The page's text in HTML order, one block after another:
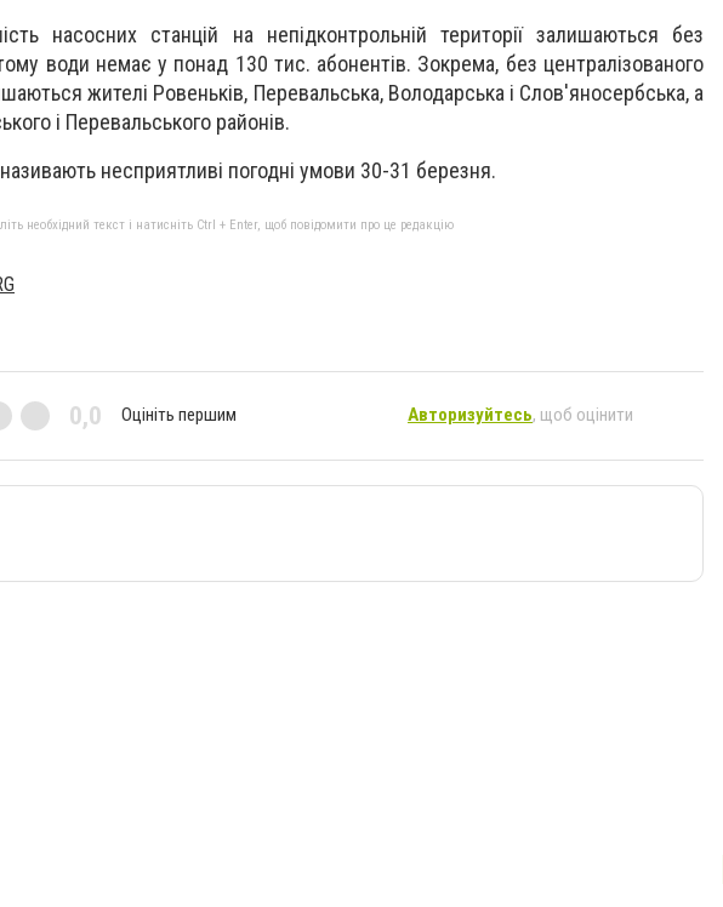
насосних станцій на непідконтрольній території залишаються без
води немає у понад 130 тис. абонентів. Зокрема, без централізованого
жителі Ровеньків, Перевальська, Володарська і Слов'яносербська, а
і Перевальського районів.
несприятливі погодні умови 30-31 березня.
необхідний текст і натисніть Ctrl + Enter, щоб повідомити про це редакцію
0,0 Оцініть першим Авторизуйтесь, щоб оцінити